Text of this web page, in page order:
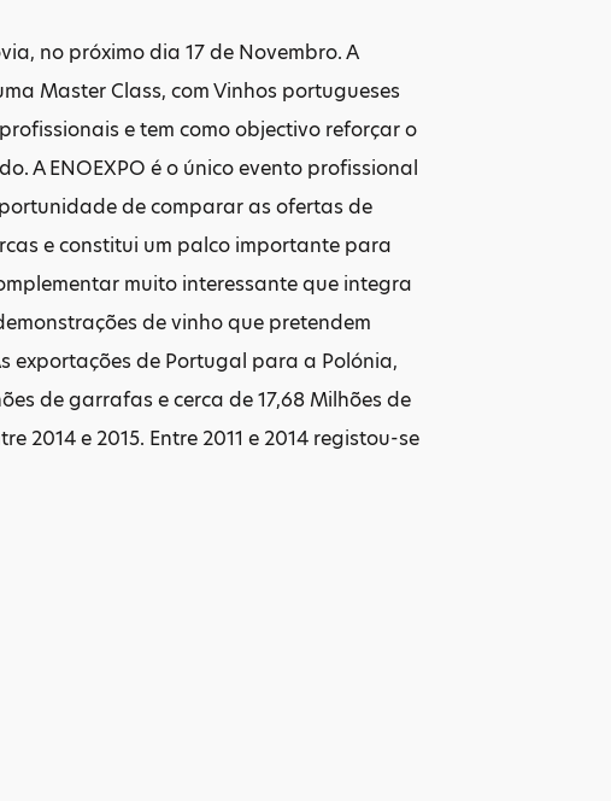
no próximo dia 17 de Novembro. A
Master Class, com Vinhos portugueses
e tem como objectivo reforçar o
A ENOEXPO é o único evento profissional
de comparar as ofertas de
e constitui um palco importante para
muito interessante que integra
de vinho que pretendem
exportações de Portugal para a Polónia,
de garrafas e cerca de 17,68 Milhões de
2014 e 2015. Entre 2011 e 2014 registou-se